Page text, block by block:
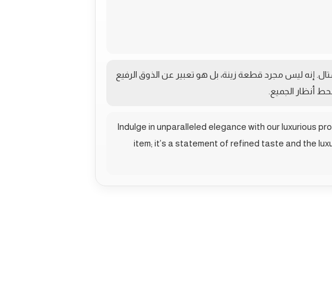
إنه ليس مجرد قطعة زينة، بل هو تعبير عن الذوق الرفيع
أنظار الجميع.
Indulge in unparalleled elegance with our luxurious
item; it’s a statement of refined taste and the